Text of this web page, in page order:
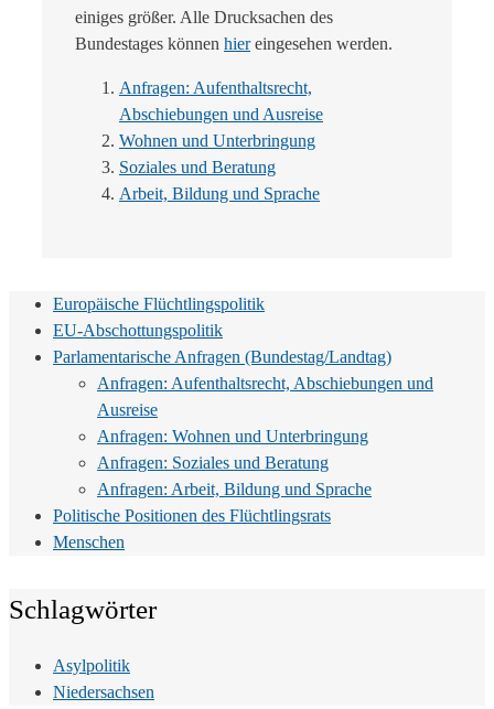
einiges größer. Alle Drucksachen des
Bundestages können hiereingesehen werden.
Anfragen: Aufenthaltsrecht,
Abschiebungen und Ausreise
Wohnen und Unterbringung
Soziales und Beratung
Arbeit, Bildung und Sprache
Europäische Flüchtlingspolitik
EU-Abschottungspolitik
Parlamentarische Anfragen (Bundestag/Landtag)
Anfragen: Aufenthaltsrecht, Abschiebungen und
Ausreise
Anfragen: Wohnen und Unterbringung
Anfragen: Soziales und Beratung
Anfragen: Arbeit, Bildung und Sprache
Politische Positionen des Flüchtlingsrats
Menschen
Schlagwörter
Asylpolitik
Niedersachsen